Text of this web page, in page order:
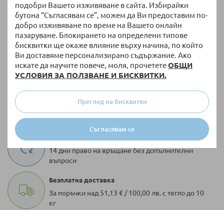
подобри Вашето изживяване в сайта. Избирайки
бутона “Съгласявам се”, можем да Ви предоставим по-
добро изживяване по време на Вашето онлайн
пазаруване. Блокирането на определени типове
бисквитки ще окаже влияние върху начина, по който
Ви доставяме персонализирано съдържание. Ако
искате да научите повече, моля, прочететеОБЩИ
УСЛОВИЯ ЗА ПОЛЗВАНЕ И БИСКВИТКИ.
Съгласявам се
Преглед на бисквитки
Покажи по на страница
14 дни право на връщане без допълнителни
въпроси
Безплатна доставка
За поръчки над 51,13 € / 100,00 лв. с тегло до 10
кг